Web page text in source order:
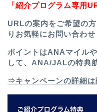
「紹介プログラム専用
URLの案内をご希望の方
りお気軽にお問い合わせ
ポイントはANAマイル
して、ANA/JALの特典
⇒キャンペーンの詳細